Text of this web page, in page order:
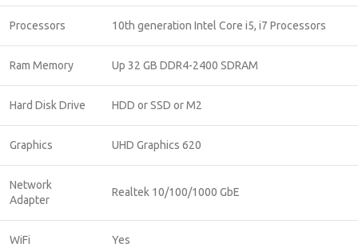
Processors 10th generation Intel Core i5, i7 Processors
Ram Memory Up 32 GB DDR4-2400 SDRAM
Hard Disk Drive HDD or SSD or M2
Graphics UHD Graphics 620
Network
Adapter
Realtek 10/100/1000 GbE
WiFi Yes